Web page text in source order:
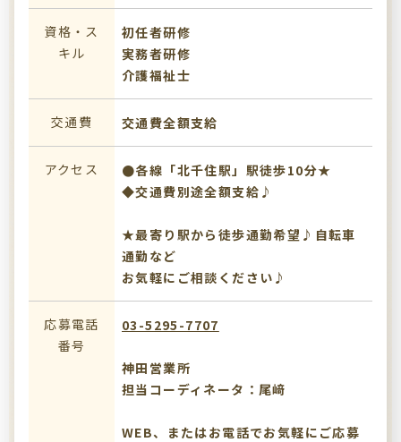
資格・ス
キル
初任者研修
実務者研修
介護福祉士
交通費 交通費全額支給
アクセス
●各線「北千住駅」駅徒歩10分★
◆交通費別途全額支給♪
★最寄り駅から徒歩通勤希望♪自転車
通勤など
お気軽にご相談ください♪
応募電話
番号
03-5295-7707
神田営業所
担当コーディネータ：尾﨑
WEB、またはお電話でお気軽にご応募